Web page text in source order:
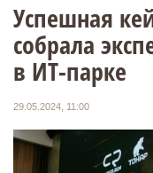
Успешная
собрала
в ИТ-парке
29.05.2024, 11:00